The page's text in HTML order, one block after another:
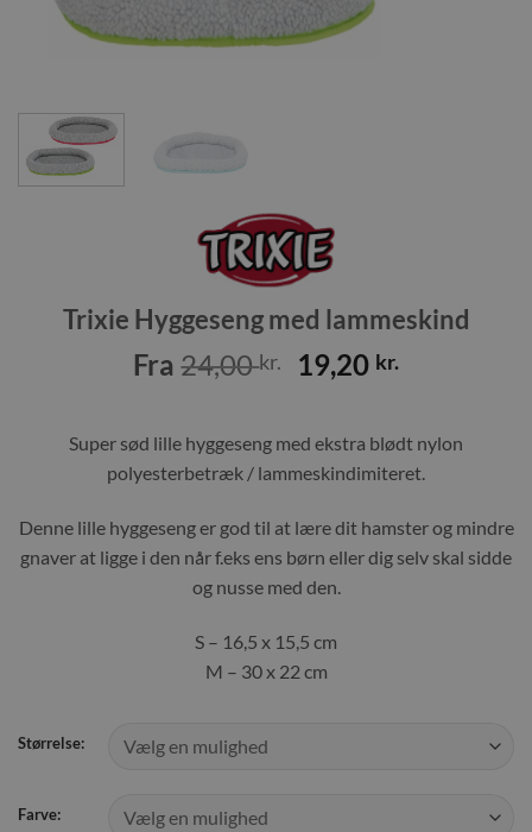
Trixie Hyggeseng med lammeskind
Fra 24,00kr.
Den
oprindelige
var:
24,00 kr..
19,20 kr.Den
er:
19,20 kr..
Super sød lille hyggeseng med ekstra blødt nylon
polyesterbetræk / lammeskindimiteret.
Denne lille hyggeseng er god til at lære dit hamster og mindre
gnaver at ligge i den når f.eks ens børn eller dig selv skal sidde
og nusse med den.
S – 16,5 x 15,5 cm
M – 30 x 22 cm
Størrelse:
Farve: